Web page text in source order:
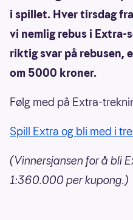
i spillet. Hver tirsdag
vi nemlig rebus i Extra-
riktig svar på rebusen,
om 5000 kroner.
Følg med på Extra-
Spill Extra og bli med i
(Vinnersjansen for å bli
1:360.000 per kupong.)